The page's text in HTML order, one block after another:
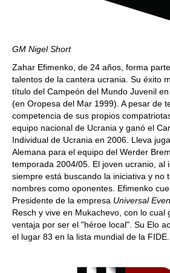
GM Nigel Short
Zahar Efimenko, de 24 años, forma
talentos de la cantera ucrania. Su éxito
título del Campeón del Mundo Juvenil
(en Oropesa del Mar 1999). A pesar de
competencia de sus propios
equipo nacional de Ucrania y ganó el
Individual de Ucrania en 2006. Lleva
Alemana para el equipo del Werder
temporada 2004/05. El joven ucranio, al
siempre está buscando la iniciativa y no
nombres como oponentes. Efimenko
Presidente de la empresa Universal
Resch y vive en Mukachevo, con lo cual
ventaja por ser el "héroe local". Su Elo
el lugar 83 en la lista mundial de la FIDE.